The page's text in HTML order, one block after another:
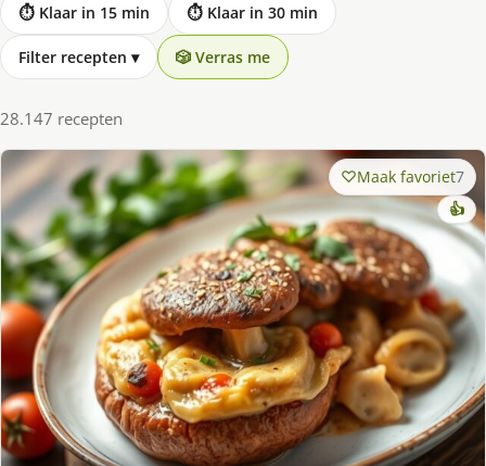
⏱ Klaar in 15 min
⏱ Klaar in 30 min
Filter recepten ▾ 🎲 Verras me
28.147 recepten
Maak favoriet7
👍